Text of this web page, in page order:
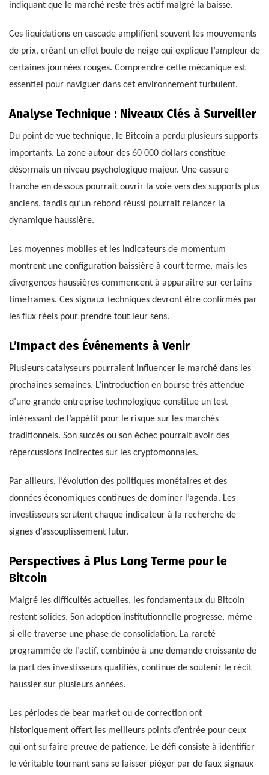
indiquant que le marché reste très actif malgré la baisse.
Ces liquidations en cascade amplifient souvent les mouvements
de prix, créant un effet boule de neige qui explique l’ampleur de
certaines journées rouges. Comprendre cette mécanique est
essentiel pour naviguer dans cet environnement turbulent.
Analyse Technique : Niveaux Clés à Surveiller
Du point de vue technique, le Bitcoin a perdu plusieurs supports
importants. La zone autour des 60 000 dollars constitue
désormais un niveau psychologique majeur. Une cassure
franche en dessous pourrait ouvrir la voie vers des supports plus
anciens, tandis qu’un rebond réussi pourrait relancer la
dynamique haussière.
Les moyennes mobiles et les indicateurs de momentum
montrent une configuration baissière à court terme, mais les
divergences haussières commencent à apparaître sur certains
timeframes. Ces signaux techniques devront être confirmés par
les flux réels pour prendre tout leur sens.
L’Impact des Événements à Venir
Plusieurs catalyseurs pourraient influencer le marché dans les
prochaines semaines. L’introduction en bourse très attendue
d’une grande entreprise technologique constitue un test
intéressant de l’appétit pour le risque sur les marchés
traditionnels. Son succès ou son échec pourrait avoir des
répercussions indirectes sur les cryptomonnaies.
Par ailleurs, l’évolution des politiques monétaires et des
données économiques continues de dominer l’agenda. Les
investisseurs scrutent chaque indicateur à la recherche de
signes d’assouplissement futur.
Perspectives à Plus Long Terme pour le
Bitcoin
Malgré les difficultés actuelles, les fondamentaux du Bitcoin
restent solides. Son adoption institutionnelle progresse, même
si elle traverse une phase de consolidation. La rareté
programmée de l’actif, combinée à une demande croissante de
la part des investisseurs qualifiés, continue de soutenir le récit
haussier sur plusieurs années.
Les périodes de bear market ou de correction ont
historiquement offert les meilleurs points d’entrée pour ceux
qui ont su faire preuve de patience. Le défi consiste à identifier
le véritable tournant sans se laisser piéger par de faux signaux